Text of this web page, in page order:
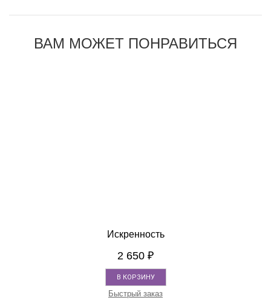
ВАМ МОЖЕТ ПОНРАВИТЬСЯ
Искренность
2 650 ₽
В КОРЗИНУ
Быстрый заказ